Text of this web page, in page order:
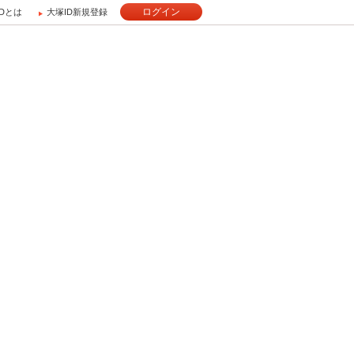
とは 大塚ID新規登録 ログイン